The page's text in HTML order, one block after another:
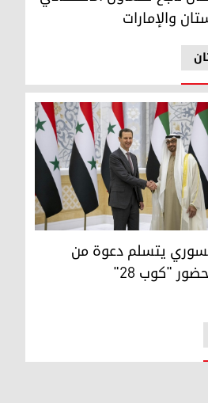
والإمارات
مع الإمارات
يتسلم دعوة من الإمارات لحضور
يتسلم دعوة من
"كوب 28"